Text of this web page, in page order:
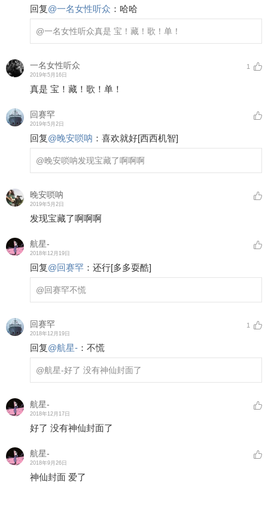
回复@一名女性听众 ： 哈哈
@一名女性听众真是 宝！藏！歌！单！
一名女性听众
2019年5月16日
1
真是 宝！藏！歌！单！
回赛罕
2019年5月2日
回复@晚安唢呐 ： 喜欢就好[西西机智]
@晚安唢呐发现宝藏了啊啊啊
晚安唢呐
2019年5月2日
发现宝藏了啊啊啊
航星-
2018年12月19日
回复@回赛罕 ： 还行[多多耍酷]
@回赛罕不慌
回赛罕
2018年12月19日
1
回复@航星- ： 不慌
@航星-好了 没有神仙封面了
航星-
2018年12月17日
好了 没有神仙封面了
航星-
2018年9月26日
神仙封面 爱了